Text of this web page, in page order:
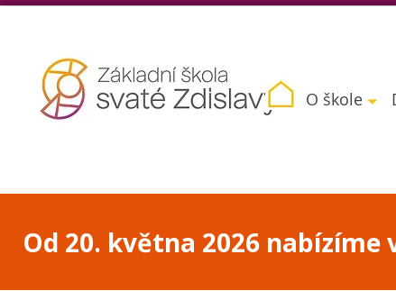
O škole
Od 20. května 2026